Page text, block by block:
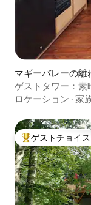
マギーバレーの離
ゲストタワー：素
ロケーション · 家
大好評のゲストチ
ゲストチョイス